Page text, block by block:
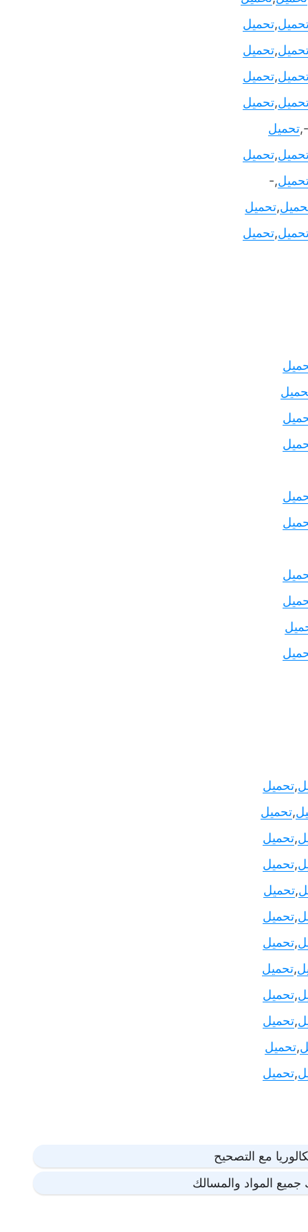
,تحميل
,تحميل
,تحميل
,تحميل
تحميل
,تحميل
,-
,تحميل
,تحميل
,تحميل
,تحميل
,تحميل
,تحميل
,تحميل
,تحميل
,تحميل
,تحميل
,تحميل
,تحميل
,تحميل
,تحميل
مع التصحيح
المواد والمسالك